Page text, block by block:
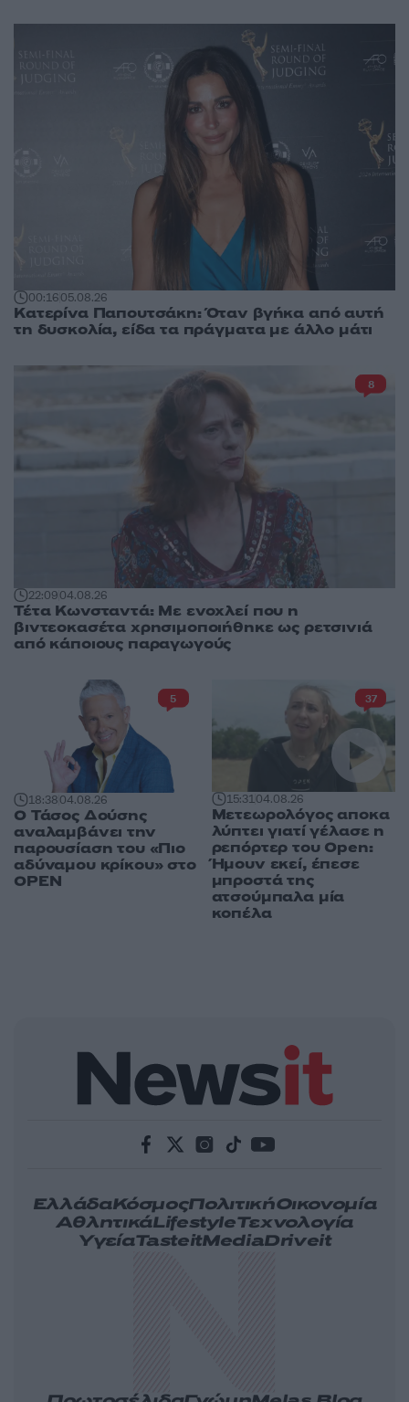
00:1605.08.26
Κατερίνα Παπουτσάκη: Όταν βγήκα από αυτή
τη δυσκολία, είδα τα πράγματα με άλλο μάτι
22:0904.08.26
Τέτα Κωνσταντά: Με ενοχλεί που η
βιντεοκασέτα χρησιμοποιήθηκε ως ρετσινιά
από κάποιους παραγωγούς
8
18:3804.08.26
Ο Τάσος Δούσης
αναλαμβάνει την
παρουσίαση του «Πιο
αδύναμου κρίκου» στο
OPEN
5
15:3104.08.26
Μετεωρολόγος αποκα
λύπτει γιατί γέλασε η
ρεπόρτερ του Open:
Ήμουν εκεί, έπεσε
μπροστά της
ατσούμπαλα μία
κοπέλα
37
ΕλλάδαΚόσμοςΠολιτικήΟικονομία
ΑθλητικάLifestyleΤεχνολογία
ΥγείαTasteitMediaDriveit